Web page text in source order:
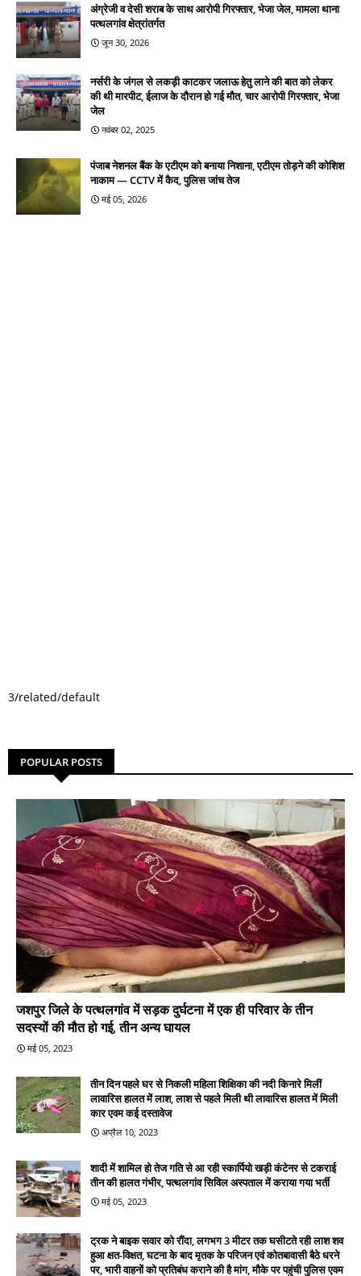
अंग्रेजी व देसी शराब के साथ आरोपी गिरफ्तार, भेजा जेल, मामला थाना
पत्थलगांव क्षेत्रांतर्गत
जून 30, 2026
नर्सरी के जंगल से लकड़ी काटकर जलाऊ हेतु लाने की बात को लेकर
की थी मारपीट, ईलाज के दौरान हो गई मौत, चार आरोपी गिरफ्तार, भेजा
जेल
नवंबर 02, 2025
पंजाब नेशनल बैंक के एटीएम को बनाया निशाना, एटीएम तोड़ने की कोशिश
नाकाम — CCTV में कैद, पुलिस जांच तेज
मई 05, 2026
3/related/default
POPULAR POSTS
जशपुर जिले के पत्थलगांव में सड़क दुर्घटना में एक ही परिवार के तीन
सदस्यों की मौत हो गई, तीन अन्य घायल
मई 05, 2023
तीन दिन पहले घर से निकली महिला शिक्षिका की नदी किनारे मिलीं
लावारिस हालत में लाश, लाश से पहले मिली थी लावारिस हालत में मिली
कार एवम कई दस्तावेज
अप्रैल 10, 2023
शादी में शामिल हो तेज गति से आ रही स्कार्पियो खड़ी कंटेनर से टकराई
तीन की हालत गंभीर, पत्थलगांव सिविल अस्पताल में कराया गया भर्ती
मई 05, 2023
ट्रक ने बाइक सवार को रौंदा, लगभग 3 मीटर तक घसीटते रही लाश शव
हुआ क्षत-विक्षत, घटना के बाद मृतक के परिजन एवं कोतबावासी बैठे धरने
पर, भारी वाहनों को प्रतिबंध कराने की है मांग, मौके पर पहुंची पुलिस एवम